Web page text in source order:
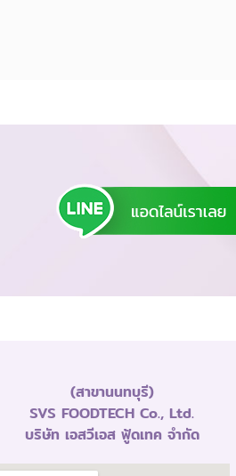
(สาขานนทบุรี)
SVS FOODTECH Co., Ltd.
บริษัท เอสวีเอส ฟู้ดเทค จำกัด